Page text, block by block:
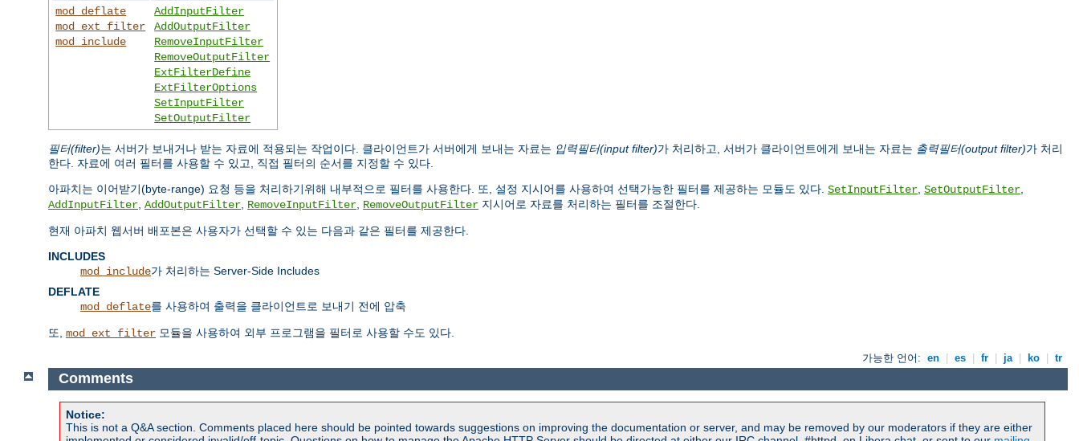
mod_deflate
mod_ext_filter
mod_include
AddInputFilter
AddOutputFilter
RemoveInputFilter
RemoveOutputFilter
ExtFilterDefine
ExtFilterOptions
SetInputFilter
SetOutputFilter
필터(filter)는 서버가 보내거나 받는 자료에 적용되는 작업이다. 클라이언트가 서버에게 보내는 자료는 입력필터(input filter)가 처리하고, 서버가 클라이언트에게 보내는 자료는 출력필터(output filter)가 처리
한다. 자료에 여러 필터를 사용할 수 있고, 직접 필터의 순서를 지정할 수 있다.
아파치는 이어받기(byte-range) 요청 등을 처리하기위해 내부적으로 필터를 사용한다. 또, 설정 지시어를 사용하여 선택가능한 필터를 제공하는 모듈도 있다. SetInputFilter SetOutputFilter
AddInputFilter AddOutputFilter RemoveInputFilter RemoveOutputFilter 지시어로 자료를 처리하는 필터를 조절한다.
현재 아파치 웹서버 배포본은 사용자가 선택할 수 있는 다음과 같은 필터를 제공한다.
INCLUDES
mod_include가 처리하는 Server-Side Includes
DEFLATE
mod_deflate를 사용하여 출력을 클라이언트로 보내기 전에 압축
또, mod_ext_filter 모듈을 사용하여 외부 프로그램을 필터로 사용할 수도 있다.
가능한 언어: en | es | fr | ja | ko | tr
Comments
Notice:
This is not a Q&A section. Comments placed here should be pointed towards suggestions on improving the documentation or server, and may be removed by our moderators if they are either